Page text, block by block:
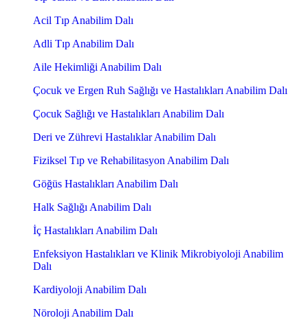
Acil Tıp Anabilim Dalı
Adli Tıp Anabilim Dalı
Aile Hekimliği Anabilim Dalı
Çocuk ve Ergen Ruh Sağlığı ve Hastalıkları Anabilim Dalı
Çocuk Sağlığı ve Hastalıkları Anabilim Dalı
Deri ve Zührevi Hastalıklar Anabilim Dalı
Fiziksel Tıp ve Rehabilitasyon Anabilim Dalı
Göğüs Hastalıkları Anabilim Dalı
Halk Sağlığı Anabilim Dalı
İç Hastalıkları Anabilim Dalı
Enfeksiyon Hastalıkları ve Klinik Mikrobiyoloji Anabilim
Dalı
Kardiyoloji Anabilim Dalı
Nöroloji Anabilim Dalı